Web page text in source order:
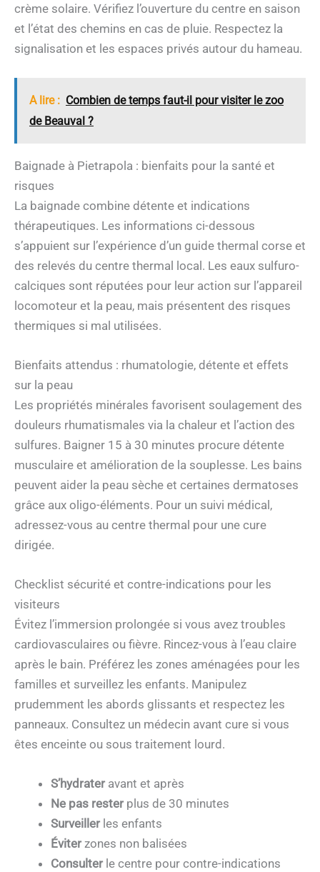
crème solaire. Vérifiez l’ouverture du centre en saison
et l’état des chemins en cas de pluie. Respectez la
signalisation et les espaces privés autour du hameau.
A lire : Combien de temps faut-il pour visiter le zoo
de Beauval ?
Baignade à Pietrapola : bienfaits pour la santé et
risques
La baignade combine détente et indications
thérapeutiques. Les informations ci-dessous
s’appuient sur l’expérience d’un guide thermal corse et
des relevés du centre thermal local. Les eaux sulfuro-
calciques sont réputées pour leur action sur l’appareil
locomoteur et la peau, mais présentent des risques
thermiques si mal utilisées.
Bienfaits attendus : rhumatologie, détente et effets
sur la peau
Les propriétés minérales favorisent soulagement des
douleurs rhumatismales via la chaleur et l’action des
sulfures. Baigner 15 à 30 minutes procure détente
musculaire et amélioration de la souplesse. Les bains
peuvent aider la peau sèche et certaines dermatoses
grâce aux oligo-éléments. Pour un suivi médical,
adressez-vous au centre thermal pour une cure
dirigée.
Checklist sécurité et contre-indications pour les
visiteurs
Évitez l’immersion prolongée si vous avez troubles
cardiovasculaires ou fièvre. Rincez-vous à l’eau claire
après le bain. Préférez les zones aménagées pour les
familles et surveillez les enfants. Manipulez
prudemment les abords glissants et respectez les
panneaux. Consultez un médecin avant cure si vous
êtes enceinte ou sous traitement lourd.
S’hydrateravant et après
Ne pas resterplus de 30 minutes
Surveillerles enfants
Éviterzones non balisées
Consulterle centre pour contre-indications